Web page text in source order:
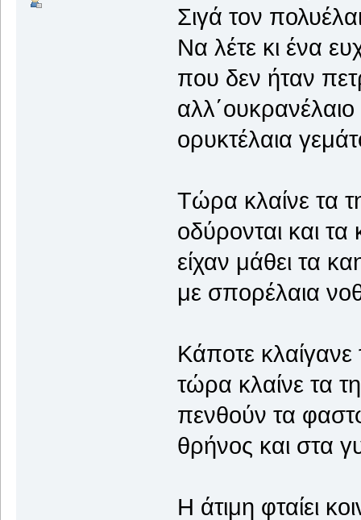
Σιγά τον
Να λέτε κι ένα
που δεν ήταν
ορυκτέλαια
Τώρα κλαίνε τα
οδύρονται και τα
είχαν μάθει τα
με σπορέλαια
Κάποτε κλαίγανε
τώρα κλαίνε τα
πενθούν τα
θρήνος και στα
Η άτιμη φταίει